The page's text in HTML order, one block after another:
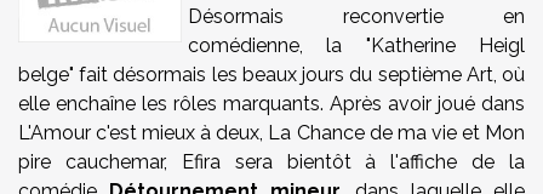
Désormais reconvertie en
comédienne, la "Katherine Heigl
belge" fait désormais les beaux jours du septième Art, où
elle enchaîne les rôles marquants. Après avoir joué dans
L'Amour c'est mieux à deux, La Chance de ma vie et Mon
pire cauchemar, Efira sera bientôt à l'affiche de la